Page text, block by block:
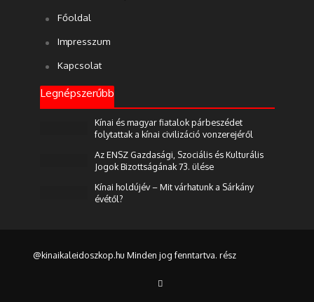
Főoldal
Impresszum
Kapcsolat
Legnépszerűbb
Kínai és magyar fiatalok párbeszédet
folytattak a kínai civilizáció vonzerejéről
Az ENSZ Gazdasági, Szociális és Kulturális
Jogok Bizottságának 73. ülése
Kínai holdújév – Mit várhatunk a Sárkány
évétől?
@kinaikaleidoszkop.hu Minden jog fenntartva. rész